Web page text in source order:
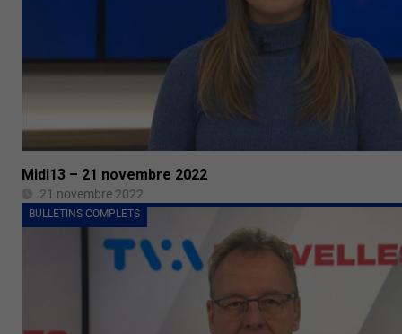
Midi13 – 21 novembre 2022
21 novembre 2022
BULLETINS COMPLETS